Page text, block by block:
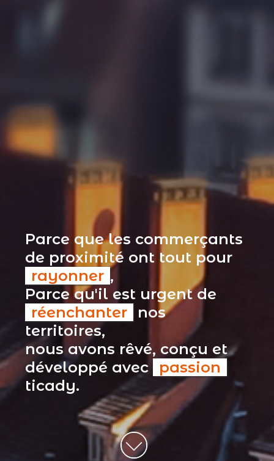
Parce que les commerçants
de proximité ont tout pour
rayonner ,
Parce qu'il est urgent de
réenchanter
nos
territoires,
nous avons rêvé, conçu et
développé avec passion
ticady.